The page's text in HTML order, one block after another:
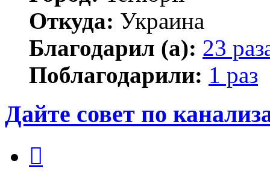
Откуда: Украина
Благодарил (а): 23
Поблагодарили: 1 раз
Дайте совет по